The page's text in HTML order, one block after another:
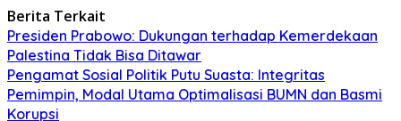
Berita Terkait
Presiden Prabowo: Dukungan terhadap Kemerdekaan
Palestina Tidak Bisa Ditawar
Pengamat Sosial Politik Putu Suasta: Integritas
Pemimpin, Modal Utama Optimalisasi BUMN dan Basmi
Korupsi